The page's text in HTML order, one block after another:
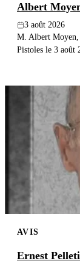
Albert
3 août 2026
M. Albert
Pistoles le 3 août
AVIS
Ernest